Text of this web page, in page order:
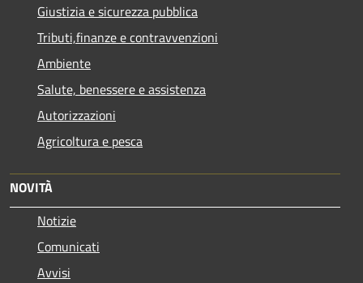
Giustizia e sicurezza pubblica
Tributi,finanze e contravvenzioni
Ambiente
Salute, benessere e assistenza
Autorizzazioni
Agricoltura e pesca
NOVITÀ
Notizie
Comunicati
Avvisi